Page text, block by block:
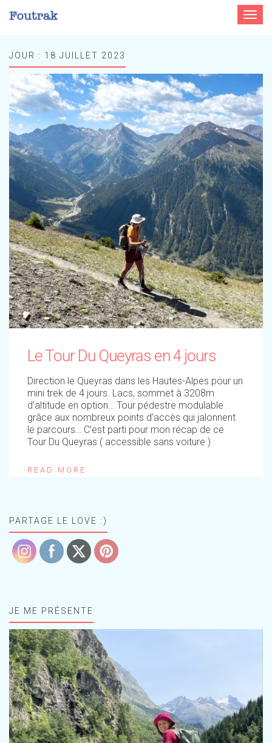
Toggle
JOUR : 18 JUILLET 2023
Le Tour Du Queyras en 4 jours
Direction le Queyras dans les Hautes-Alpes pour un
mini trek de 4 jours. Lacs, sommet à 3208m
d’altitude en option… Tour pédestre modulable
grâce aux nombreux points d’accès qui jalonnent
le parcours… C’est parti pour mon récap de ce
Tour Du Queyras ( accessible sans voiture )
READ MORE
PARTAGE LE LOVE :)
JE ME PRÉSENTE